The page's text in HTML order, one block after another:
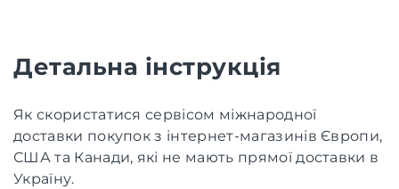
Детальна інструкція
Як скористатися сервісом міжнародної
доставки покупок з інтернет-магазинів Європи,
США та Канади, які не мають прямої доставки в
Україну.